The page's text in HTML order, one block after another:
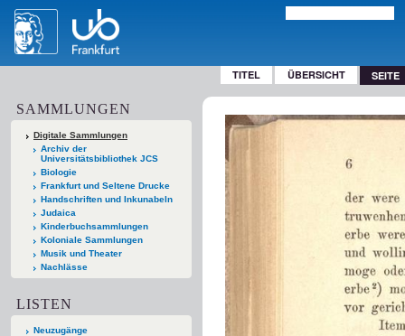
TITEL ÜBERSICHT SEITE
SAMMLUNGEN
Digitale Sammlungen
Archiv der
Universitätsbibliothek JCS
Biologie
Frankfurt und Seltene Drucke
Handschriften und Inkunabeln
Judaica
Kinderbuchsammlungen
Koloniale Sammlungen
Musik und Theater
Nachlässe
LISTEN
Neuzugänge